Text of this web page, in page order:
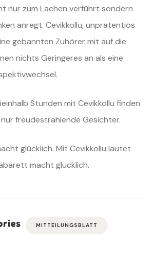
nur zum Lachen verführt sondern
anregt. Cevikkollu, unprätentiös
gebannten Zuhörer mit auf die
nichts Geringeres an als eine
Stunden mit Cevikkollu finden
freudestrahlende Gesichter.
glücklich. Mit Cevikkollu lautet
macht glücklich.
MITTEILUNGSBLATT